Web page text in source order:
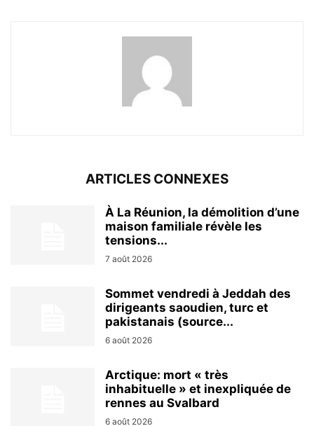
ARTICLES CONNEXES
À La Réunion, la démolition d’une
maison familiale révèle les
tensions...
7 août 2026
Sommet vendredi à Jeddah des
dirigeants saoudien, turc et
pakistanais (source...
6 août 2026
Arctique: mort « très
inhabituelle » et inexpliquée de
rennes au Svalbard
6 août 2026